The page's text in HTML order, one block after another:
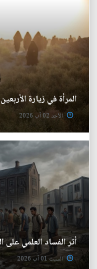
المرأة في زيارة
الأحد 02 آب 2026
أثر الفساد العلمي على
السبت 01 آب 2026